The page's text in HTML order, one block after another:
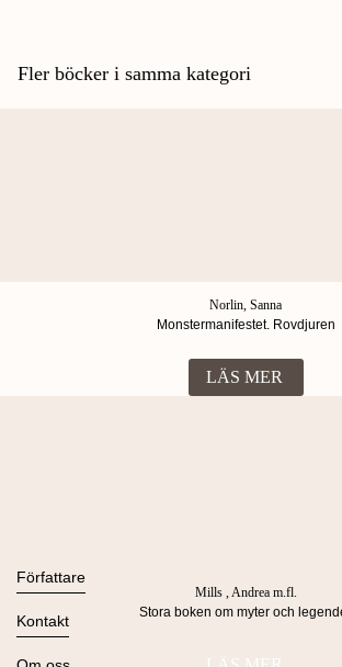
Fler böcker i samma kategori
Norlin, Sanna
Monstermanifestet. Rovdjuren
LÄS MER
Mills , Andrea m.fl.
Stora boken om myter och
Alla böcker
Ljudböcker
Nyheter
Författare
Se alla
Kontakt
Kontakta oss